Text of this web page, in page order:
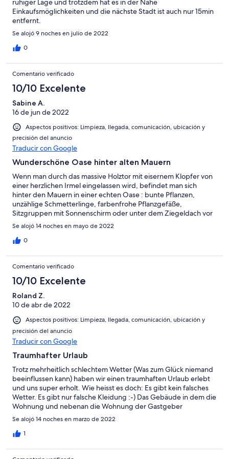
ruhiger Lage und trotzdem hat es in der Nähe
Einkaufsmöglichkeiten und die nächste Stadt ist auch nur 15min
entfernt.
Se alojó 9 noches en julio de 2022
0
Comentario verificado
10/10 Excelente
Sabine A.
16 de jun de 2022
Aspectos positivos: Limpieza, llegada, comunicación, ubicación y
precisión del anuncio
Traducir con Google
Wunderschöne Oase hinter alten Mauern
Wenn man durch das massive Holztor mit eisernem Klopfer von
einer herzlichen Irmel eingelassen wird, befindet man sich
hinter den Mauern in einer echten Oase : bunte Pflanzen,
unzählige Schmetterlinge, farbenfrohe Pflanzgefäße,
Sitzgruppen mit Sonnenschirm oder unter dem Ziegeldach vor
dem Haus, weitere Sitz-und Liege-Möglichkeiten sowie ein
riesiger gepflegter Pool hinter dem Haus. Aber wir haben nicht
nur das Draußen genossen, sondern auch die gediegen -
Teide im rosa Morgenlicht, Teide vor blauem Himmel und
Sonne, Teide in Abendstimmung und Teide verborgen hinter
Wolken. Grandiose Sonnenuntergänge leiteten die langen
Abende auf der Terrasse ein. Irmel und Ronald sind Gastgeber
der besten Art: herzlich, zugewandt, kommunikativ, ohne
aufdringlich zu sein. Wir haben uns bei euch beiden sehr wohl
gefühlt und kommen gerne wieder. Ganz lieben Dank, Irmel
und Ronald, für die schöne Zeit in eurem Paradies.
Se alojó 14 noches en mayo de 2022
0
Comentario verificado
10/10 Excelente
Roland Z.
10 de abr de 2022
Aspectos positivos: Limpieza, llegada, comunicación, ubicación y
precisión del anuncio
Traducir con Google
Traumhafter Urlaub
Trotz mehrheitlich schlechtem Wetter (Was zum Glück niemand
beeinflussen kann) haben wir einen traumhaften Urlaub erlebt
und uns super erholt. Wie heisst es doch: Es gibt kein falsches
Wetter. Es gibt nur falsche Kleidung :-) Das Gebäude in dem die
Wohnung und nebenan die Wohnung der Gastgeber
untergebracht ist, ist eine ca. 250 Jahre alte Finca. Liebevoll
restauriert und modernisiert. Aber trotzdem hat es seinen
Charm behalten. Und all seine Geschichten die es erlebt hat. Es
diesem Ort und Gebäude gehen positive Ausstrahlungen aus.
Se alojó 14 noches en marzo de 2022
1